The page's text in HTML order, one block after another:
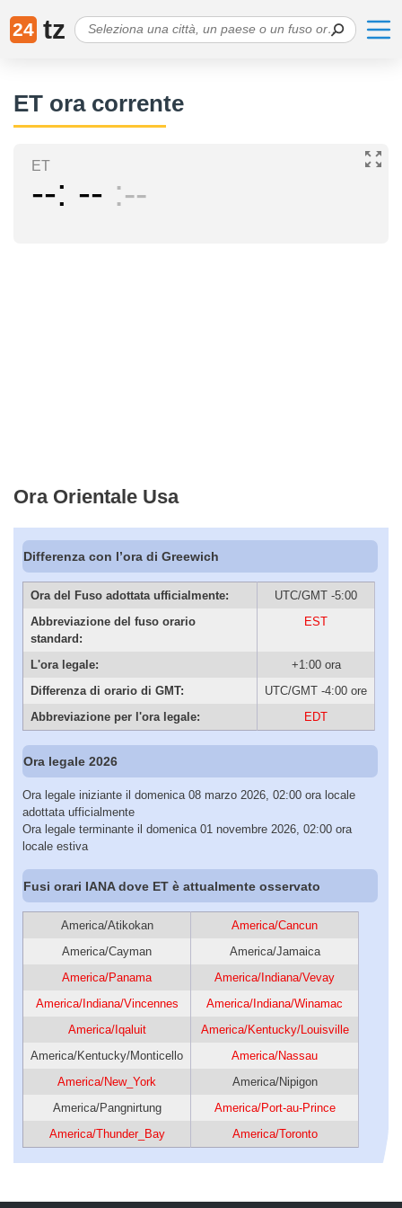
24 tz
ET ora corrente
ET
-- -- --
Ora Orientale Usa
Differenza con l’ora di Greewich
Ora del Fuso adottata ufficialmente:
UTC/GMT -5:00
Abbreviazione del fuso orario
standard:
EST
L'ora legale:
+1:00 ora
Differenza di orario di GMT:
UTC/GMT -4:00 ore
Abbreviazione per l'ora legale:
EDT
Ora legale 2026
Ora legale iniziante il domenica 08 marzo 2026, 02:00 ora locale
adottata ufficialmente
Ora legale terminante il domenica 01 novembre 2026, 02:00 ora
locale estiva
Fusi orari IANA dove ET è attualmente osservato
America/Atikokan
America/Cancun
America/Cayman
America/Jamaica
America/Panama
America/Indiana/Vevay
America/Indiana/Vincennes
America/Indiana/Winamac
America/Iqaluit
America/Kentucky/Louisville
America/Kentucky/Monticello
America/Nassau
America/New_York
America/Nipigon
America/Pangnirtung
America/Port-au-Prince
America/Thunder_Bay
America/Toronto